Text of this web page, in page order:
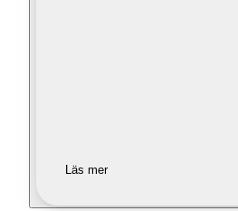
Läs mer